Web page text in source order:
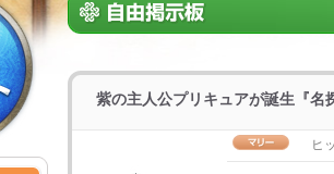
紫の主人公プリキュアが誕生『名
ヒ